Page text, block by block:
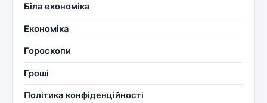
Біла економіка
Економіка
Гороскопи
Гроші
Політика конфіденційності